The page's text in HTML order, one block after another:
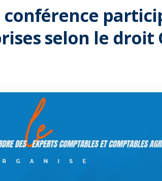
selon le droit